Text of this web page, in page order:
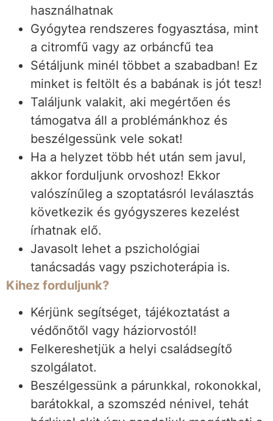
használhatnak
Gyógytea rendszeres fogyasztása, mint
a citromfű vagy az orbáncfű tea
Sétáljunk minél többet a szabadban! Ez
minket is feltölt és a babának is jót tesz!
Találjunk valakit, aki megértően és
támogatva áll a problémánkhoz és
beszélgessünk vele sokat!
Ha a helyzet több hét után sem javul,
akkor forduljunk orvoshoz! Ekkor
valószínűleg a szoptatásról leválasztás
következik és gyógyszeres kezelést
írhatnak elő.
Javasolt lehet a pszichológiai
tanácsadás vagy pszichoterápia is.
Kihez forduljunk?
Kérjünk segítséget, tájékoztatást a
védőnőtől vagy háziorvostól!
Felkereshetjük a helyi családsegítő
szolgálatot.
Beszélgessünk a párunkkal, rokonokkal,
barátokkal, a szomszéd nénivel, tehát